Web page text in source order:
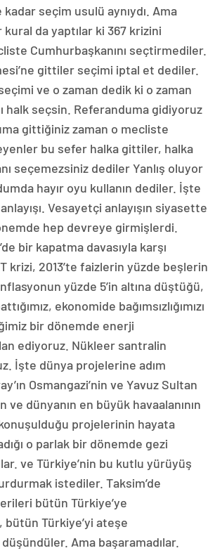
kadar seçim usulü aynıydı. Ama
da yaptılar ki 367 krizini
Cumhurbaşkanını seçtirmediler.
gittiler seçimi iptal et dediler.
ve o zaman dedik ki o zaman
halk seçsin. Referanduma gidiyoruz
gittiğiniz zaman o mecliste
bu sefer halka gittiler, halka
seçemezsiniz dediler Yanlış oluyor
hayır oyu kullanın dediler. İşte
Vesayetçi anlayışın siyasette
hep devreye girmişlerdi.
bir kapatma davasıyla karşı
krizi, 2013’te faizlerin yüzde beşlerin
yüzde 5’in altına düştüğü,
ekonomide bağımsızlığımızı
bir dönemde enerji
ilan ediyoruz. Nükleer santralin
İşte dünya projelerine adım
Osmangazi’nin ve Yavuz Sultan
dünyanın en büyük havaalanının
projelerinin hayata
o parlak bir dönemde gezi
ve Türkiye’nin bu kutlu yürüyüş
istediler. Taksim’de
bütün Türkiye’ye
Türkiye’yi ateşe
Ama başaramadılar.